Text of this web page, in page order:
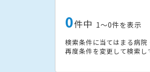
0件中 1〜0件を表示
検索条件に当てはまる病院
再度条件を変更して検索し